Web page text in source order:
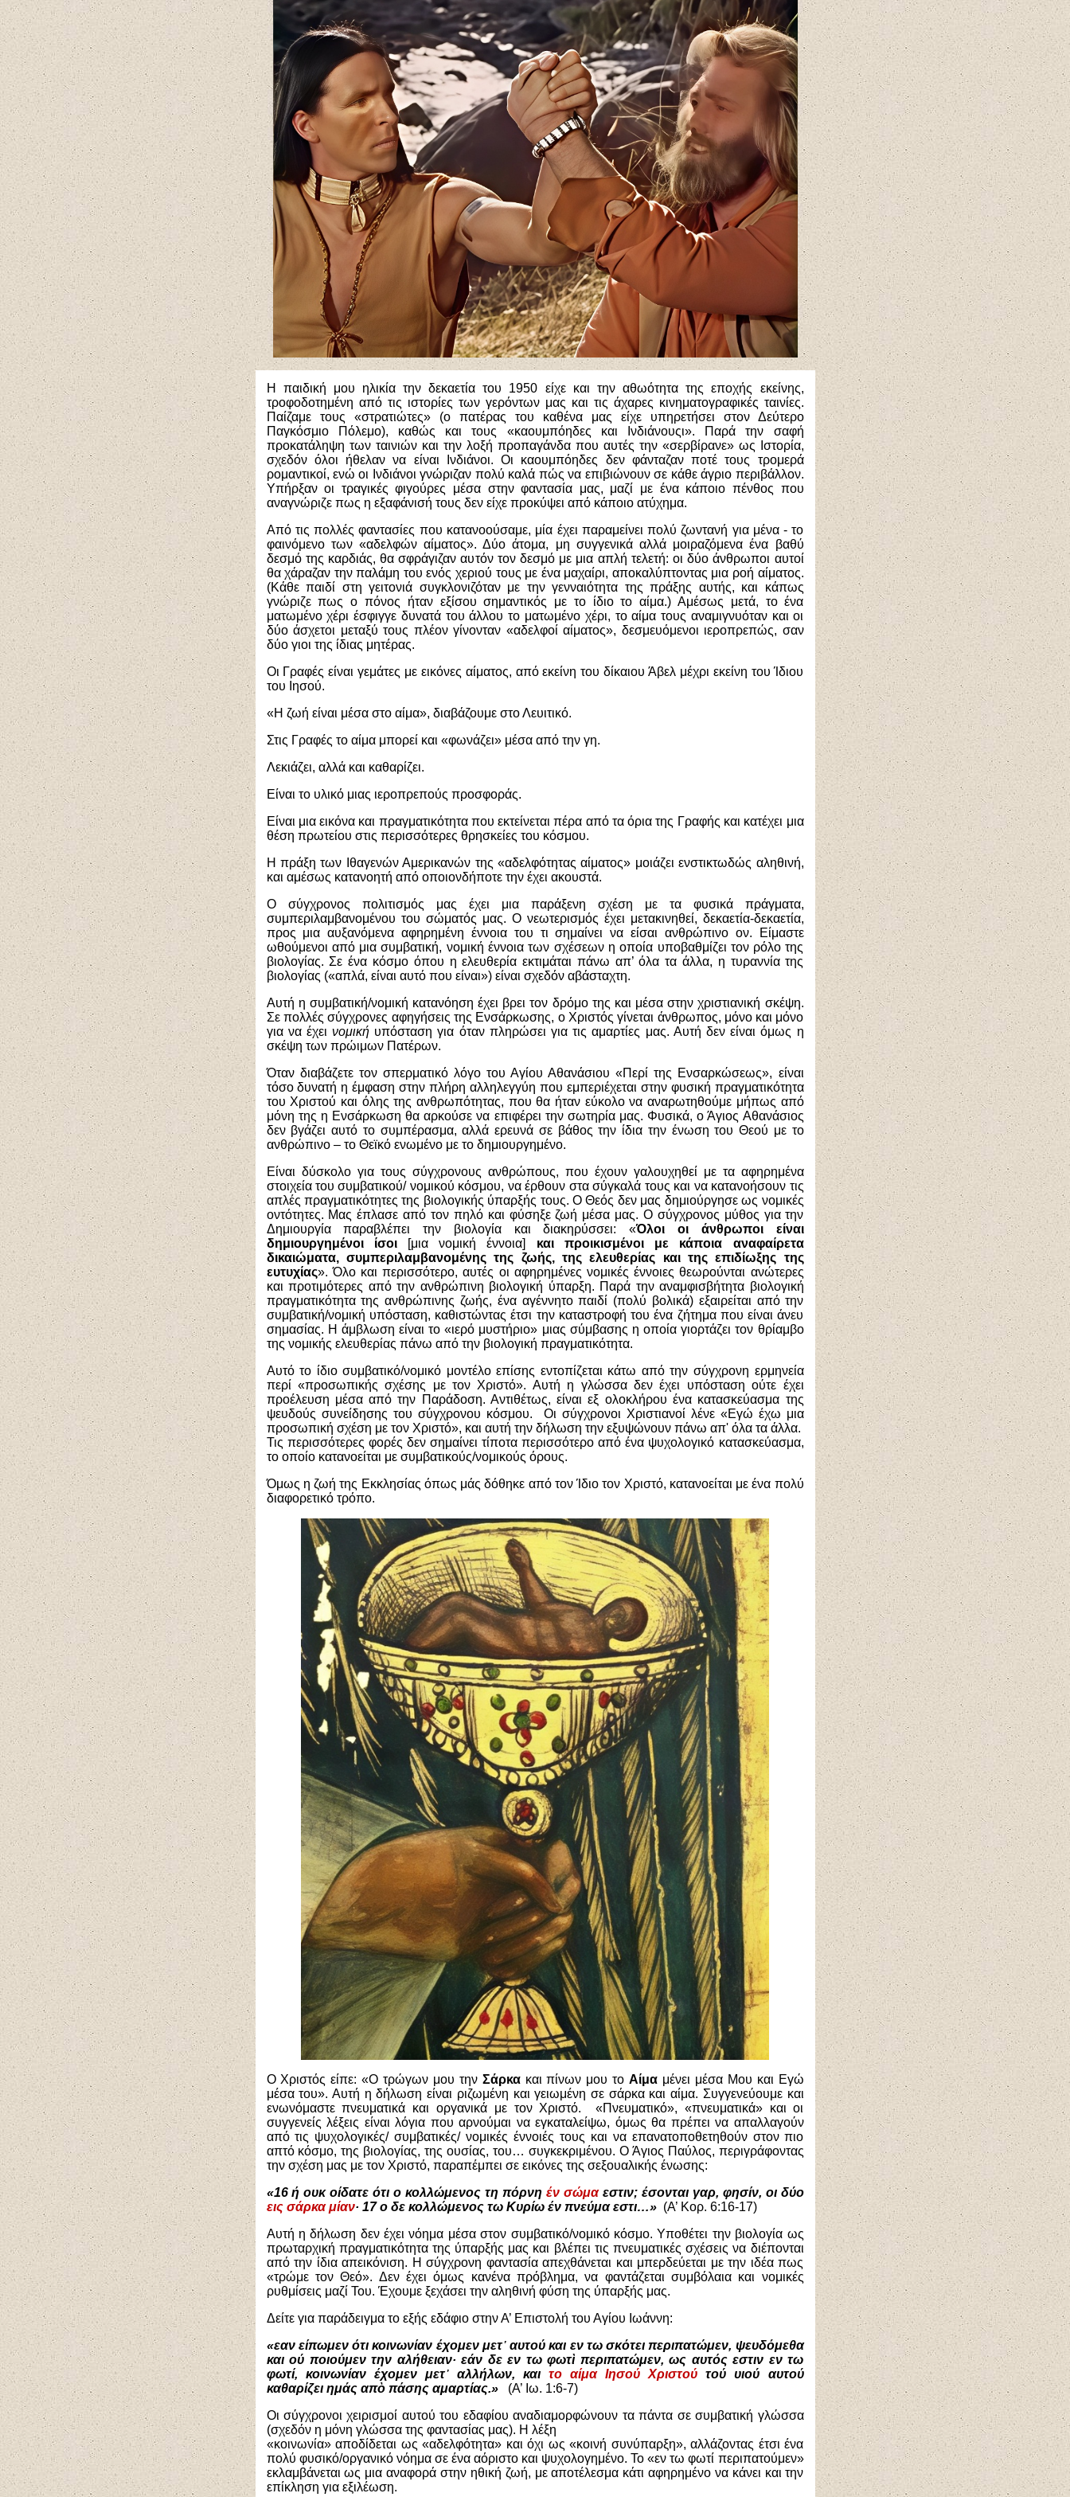
Η παιδική μου ηλικία την δεκαετία του 1950 είχε και την αθωότητα της εποχής εκείνης,
τροφοδοτημένη από τις ιστορίες των γερόντων μας και τις άχαρες κινηματογραφικές ταινίες.
Παίζαμε τους «στρατιώτες» (ο πατέρας του καθένα μας είχε υπηρετήσει στον Δεύτερο
Παγκόσμιο Πόλεμο), καθώς και τους «καουμπόηδες και Ινδιάνουςι». Παρά την σαφή
προκατάληψη των ταινιών και την λοξή προπαγάνδα που αυτές την «σερβίρανε» ως Ιστορία,
σχεδόν όλοι ήθελαν να είναι Ινδιάνοι. Οι καουμπόηδες δεν φάνταζαν ποτέ τους τρομερά
ρομαντικοί, ενώ οι Ινδιάνοι γνώριζαν πολύ καλά πώς να επιβιώνουν σε κάθε άγριο περιβάλλον.
Υπήρξαν οι τραγικές φιγούρες μέσα στην φαντασία μας, μαζί με ένα κάποιο πένθος που
αναγνώριζε πως η εξαφάνισή τους δεν είχε προκύψει από κάποιο ατύχημα.
Από τις πολλές φαντασίες που κατανοούσαμε, μία έχει παραμείνει πολύ ζωντανή για μένα - το
φαινόμενο των «αδελφών αίματος». Δύο άτομα, μη συγγενικά αλλά μοιραζόμενα ένα βαθύ
δεσμό της καρδιάς, θα σφράγιζαν αυτόν τον δεσμό με μια απλή τελετή: οι δύο άνθρωποι αυτοί
θα χάραζαν την παλάμη του ενός χεριού τους με ένα μαχαίρι, αποκαλύπτοντας μια ροή αίματος.
(Κάθε παιδί στη γειτονιά συγκλονιζόταν με την γενναιότητα της πράξης αυτής, και κάπως
γνώριζε πως ο πόνος ήταν εξίσου σημαντικός με το ίδιο το αίμα.) Αμέσως μετά, το ένα
ματωμένο χέρι έσφιγγε δυνατά του άλλου το ματωμένο χέρι, το αίμα τους αναμιγνυόταν και οι
δύο άσχετοι μεταξύ τους πλέον γίνονταν «αδελφοί αίματος», δεσμευόμενοι ιεροπρεπώς, σαν
δύο γιοι της ίδιας μητέρας.
Οι Γραφές είναι γεμάτες με εικόνες αίματος, από εκείνη του δίκαιου Άβελ μέχρι εκείνη του Ίδιου
του Ιησού.
«Η ζωή είναι μέσα στο αίμα», διαβάζουμε στο Λευιτικό.
Στις Γραφές το αίμα μπορεί και «φωνάζει» μέσα από την γη.
Λεκιάζει, αλλά και καθαρίζει.
Είναι το υλικό μιας ιεροπρεπούς προσφοράς.
Είναι μια εικόνα και πραγματικότητα που εκτείνεται πέρα από τα όρια της Γραφής και κατέχει μια
θέση πρωτείου στις περισσότερες θρησκείες του κόσμου.
Η πράξη των Ιθαγενών Αμερικανών της «αδελφότητας αίματος» μοιάζει ενστικτωδώς αληθινή,
και αμέσως κατανοητή από οποιονδήποτε την έχει ακουστά.
Ο σύγχρονος πολιτισμός μας έχει μια παράξενη σχέση με τα φυσικά πράγματα,
συμπεριλαμβανομένου του σώματός μας. Ο νεωτερισμός έχει μετακινηθεί, δεκαετία-δεκαετία,
προς μια αυξανόμενα αφηρημένη έννοια του τι σημαίνει να είσαι ανθρώπινο ον. Είμαστε
ωθούμενοι από μια συμβατική, νομική έννοια των σχέσεων η οποία υποβαθμίζει τον ρόλο της
βιολογίας. Σε ένα κόσμο όπου η ελευθερία εκτιμάται πάνω απ’ όλα τα άλλα, η τυραννία της
βιολογίας («απλά, είναι αυτό που είναι») είναι σχεδόν αβάσταχτη.
Αυτή η συμβατική/νομική κατανόηση έχει βρει τον δρόμο της και μέσα στην χριστιανική σκέψη.
Σε πολλές σύγχρονες αφηγήσεις της Ενσάρκωσης, ο Χριστός γίνεται άνθρωπος, μόνο και μόνο
για να έχεινομική υπόσταση για όταν πληρώσει για τις αμαρτίες μας. Αυτή δεν είναι όμως η
σκέψη των πρώιμων Πατέρων.
Όταν διαβάζετε τον σπερματικό λόγο του Αγίου Αθανάσιου «Περί της Ενσαρκώσεως», είναι
τόσο δυνατή η έμφαση στην πλήρη αλληλεγγύη που εμπεριέχεται στην φυσική πραγματικότητα
του Χριστού και όλης της ανθρωπότητας, που θα ήταν εύκολο να αναρωτηθούμε μήπως από
μόνη της η Ενσάρκωση θα αρκούσε να επιφέρει την σωτηρία μας. Φυσικά, ο Άγιος Αθανάσιος
δεν βγάζει αυτό το συμπέρασμα, αλλά ερευνά σε βάθος την ίδια την ένωση του Θεού με το
ανθρώπινο – το Θεϊκό ενωμένο με το δημιουργημένο.
Είναι δύσκολο για τους σύγχρονους ανθρώπους, που έχουν γαλουχηθεί με τα αφηρημένα
στοιχεία του συμβατικού/ νομικού κόσμου, να έρθουν στα σύγκαλά τους και να κατανοήσουν τις
απλές πραγματικότητες της βιολογικής ύπαρξής τους. Ο Θεός δεν μας δημιούργησε ως νομικές
οντότητες. Μας έπλασε από τον πηλό και φύσηξε ζωή μέσα μας. Ο σύγχρονος μύθος για την
Δημιουργία παραβλέπει την βιολογία και διακηρύσσει: «Όλοι οι άνθρωποι είναι
δημιουργημένοι ίσοι[μια νομική έννοια] και προικισμένοι με κάποια αναφαίρετα
δικαιώματα, συμπεριλαμβανομένης της ζωής, της ελευθερίας και της επιδίωξης της
ευτυχίας». Όλο και περισσότερο, αυτές οι αφηρημένες νομικές έννοιες θεωρούνται ανώτερες
και προτιμότερες από την ανθρώπινη βιολογική ύπαρξη. Παρά την αναμφισβήτητα βιολογική
πραγματικότητα της ανθρώπινης ζωής, ένα αγέννητο παιδί (πολύ βολικά) εξαιρείται από την
συμβατική/νομική υπόσταση, καθιστώντας έτσι την καταστροφή του ένα ζήτημα που είναι άνευ
σημασίας. Η άμβλωση είναι το «ιερό μυστήριο» μιας σύμβασης η οποία γιορτάζει τον θρίαμβο
της νομικής ελευθερίας πάνω από την βιολογική πραγματικότητα.
Αυτό το ίδιο συμβατικό/νομικό μοντέλο επίσης εντοπίζεται κάτω από την σύγχρονη ερμηνεία
περί «προσωπικής σχέσης με τον Χριστό». Αυτή η γλώσσα δεν έχει υπόσταση ούτε έχει
προέλευση μέσα από την Παράδοση. Αντιθέτως, είναι εξ ολοκλήρου ένα κατασκεύασμα της
ψευδούς συνείδησης του σύγχρονου κόσμου. Οι σύγχρονοι Χριστιανοί λένε «Εγώ έχω μια
προσωπική σχέση με τον Χριστό», και αυτή την δήλωση την εξυψώνουν πάνω απ' όλα τα άλλα.
Τις περισσότερες φορές δεν σημαίνει τίποτα περισσότερο από ένα ψυχολογικό κατασκεύασμα,
το οποίο κατανοείται με συμβατικούς/νομικούς όρους.
Όμως η ζωή της Εκκλησίας όπως μάς δόθηκε από τον Ίδιο τον Χριστό, κατανοείται με ένα πολύ
διαφορετικό τρόπο.
Ο Χριστός είπε: «Ο τρώγων μου την Σάρκακαι πίνων μου τοΑίμα μένει μέσα Μου και Εγώ
μέσα του». Αυτή η δήλωση είναι ριζωμένη και γειωμένη σε σάρκα και αίμα. Συγγενεύουμε και
ενωνόμαστε πνευματικά και οργανικά με τον Χριστό. «Πνευματικό», «πνευματικά» και οι
συγγενείς λέξεις είναι λόγια που αρνούμαι να εγκαταλείψω, όμως θα πρέπει να απαλλαγούν
από τις ψυχολογικές/ συμβατικές/ νομικές έννοιές τους και να επανατοποθετηθούν στον πιο
απτό κόσμο, της βιολογίας, της ουσίας, του… συγκεκριμένου. Ο Άγιος Παύλος, περιγράφοντας
την σχέση μας με τον Χριστό, παραπέμπει σε εικόνες της σεξουαλικής ένωσης:
«16 ή ουκ οίδατε ότι ο κολλώμενος τη πόρνη έν σώμαεστιν; έσονται γαρ, φησίν, οι δύο
εις σάρκα μίαν· 17 ο δε κολλώμενος τω Κυρίω έν πνεύμα εστι…»(Α’ Κορ. 6:16-17)
Αυτή η δήλωση δεν έχει νόημα μέσα στον συμβατικό/νομικό κόσμο. Υποθέτει την βιολογία ως
πρωταρχική πραγματικότητα της ύπαρξής μας και βλέπει τις πνευματικές σχέσεις να διέπονται
από την ίδια απεικόνιση. Η σύγχρονη φαντασία απεχθάνεται και μπερδεύεται με την ιδέα πως
«τρώμε τον Θεό». Δεν έχει όμως κανένα πρόβλημα, να φαντάζεται συμβόλαια και νομικές
ρυθμίσεις μαζί Του. Έχουμε ξεχάσει την αληθινή φύση της ύπαρξής μας.
Δείτε για παράδειγμα το εξής εδάφιο στην Α’ Επιστολή του Αγίου Ιωάννη:
«εαν είπωμεν ότι κοινωνίαν έχομεν μετ᾿ αυτού και εν τω σκότει περιπατώμεν, ψευδόμεθα
και ού ποιούμεν την αλήθειαν· εάν δε εν τω φωτὶ περιπατώμεν, ως αυτός εστιν εν τω
φωτί, κοινωνίαν έχομεν μετ᾿ αλλήλων, και το αίμα Ιησού Χριστού τού υιού αυτού
καθαρίζει ημάς απὸ πάσης αμαρτίας.»
(Α’ Ιω. 1:6-7)
Οι σύγχρονοι χειρισμοί αυτού του εδαφίου αναδιαμορφώνουν τα πάντα σε συμβατική γλώσσα
(σχεδόν η μόνη γλώσσα της φαντασίας μας). Η λέξη
«κοινωνία» αποδίδεται ως «αδελφότητα» και όχι ως «κοινή συνύπαρξη», αλλάζοντας έτσι ένα
πολύ φυσικό/οργανικό νόημα σε ένα αόριστο και ψυχολογημένο. Το «εν τω φωτί περιπατούμεν»
εκλαμβάνεται ως μια αναφορά στην ηθική ζωή, με αποτέλεσμα κάτι αφηρημένο να κάνει και την
επίκληση για εξιλέωση.